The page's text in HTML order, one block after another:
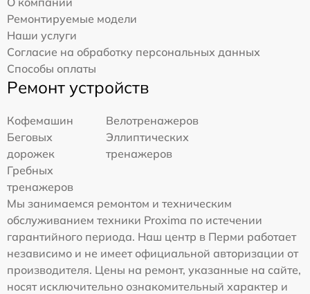
Ремонтируемые модели
Наши услуги
Согласие на обработку персональных данных
Способы оплаты
Ремонт устройств
Кофемашин
Велотренажеров
Беговых
дорожек
Эллиптических
тренажеров
Гребных
тренажеров
Мы занимаемся ремонтом и техническим
обслуживанием техники Proxima по истечении
гарантийного периода. Наш центр в Перми работает
независимо и не имеет официальной авторизации от
производителя. Цены на ремонт, указанные на сайте,
носят исключительно ознакомительный характер и